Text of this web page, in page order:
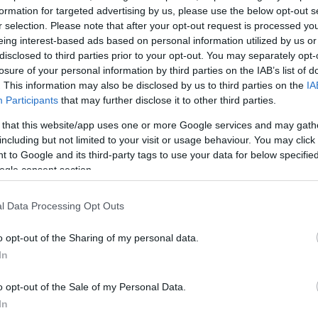
for targeted advertising by us, please use the below opt-out
selection. Please note that after your opt-out request is processed
interest-based ads based on personal information utilized by us
to third parties prior to your opt-out. You may separately
of your personal information by third parties on the IAB’s list of
This information may also be disclosed by us to third parties on the
Participants that may further disclose it to other third parties.
that this website/app uses one or more Google services and may
but not limited to your visit or usage behaviour. You may
to Google and its third-party tags to use your data for below
consent section.
Data Processing Opt Outs
opt-out of the Sharing of my personal data.
opt-out of the Sale of my Personal Data.
levélből áll. Habsburg József 1853 és 1856 között a 60-as
művelt cigány barátai együttműködésével végezte.
távollétében ezen a nyelven levelezett.
barátainak nyelvészeti munkáit is. Feltételezhető,
saját kézjegyükkel ellátva, ez az 51 levél volt, amelyet József
Mesélnek az élet apró-cseprő ügyeiről, bánatról,
élő romák hangja kelti életre a leveleket. Így ezek a levelek
a magyar történelem egyik jelentős periódusában. A
használja, olvassa.
ajánljuk a gyerekek és iskolák figyelmébe, mert ez a
a diákok hitelesebb képet kaphatnak a 19. századi életről,
a Monarchia területén beszélt cigány dialektusok